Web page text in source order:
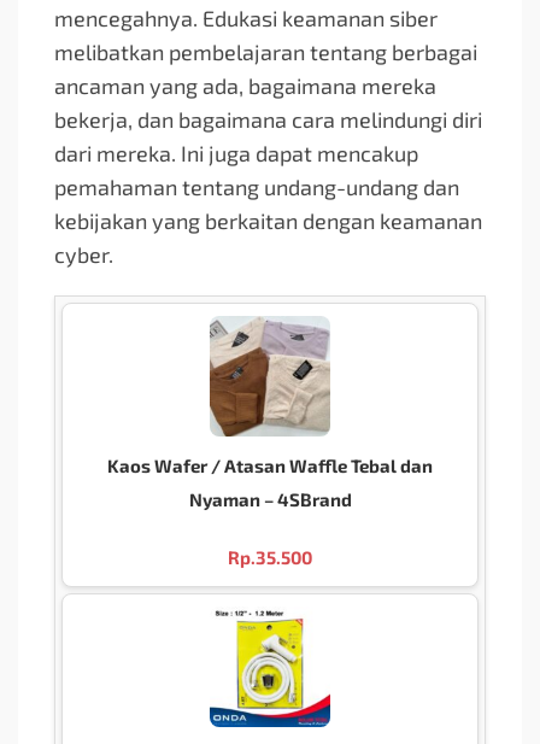
mencegahnya. Edukasi keamanan siber
melibatkan pembelajaran tentang berbagai
ancaman yang ada, bagaimana mereka
bekerja, dan bagaimana cara melindungi diri
dari mereka. Ini juga dapat mencakup
pemahaman tentang undang-undang dan
kebijakan yang berkaitan dengan keamanan
cyber.
Kaos Wafer / Atasan Waffle Tebal dan
Nyaman – 4SBrand
Rp.35.500